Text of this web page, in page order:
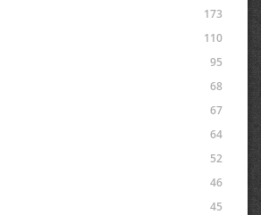
173
110
95
68
67
64
52
46
45